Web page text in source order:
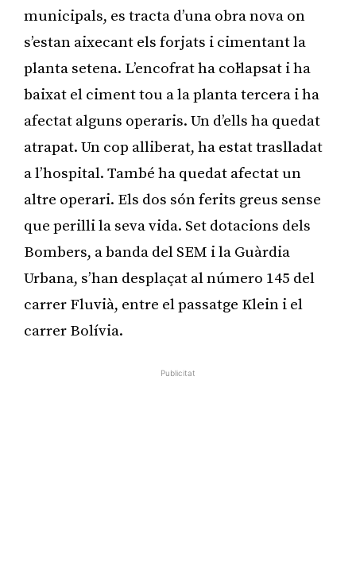
municipals, es tracta d’una obra nova on
s’estan aixecant els forjats i cimentant la
planta setena. L’encofrat ha col·lapsat i ha
baixat el ciment tou a la planta tercera i ha
afectat alguns operaris. Un d’ells ha quedat
atrapat. Un cop alliberat, ha estat traslladat
a l’hospital. També ha quedat afectat un
altre operari. Els dos són ferits greus sense
que perilli la seva vida. Set dotacions dels
Bombers, a banda del SEM i la Guàrdia
Urbana, s’han desplaçat al número 145 del
carrer Fluvià, entre el passatge Klein i el
carrer Bolívia.
Publicitat